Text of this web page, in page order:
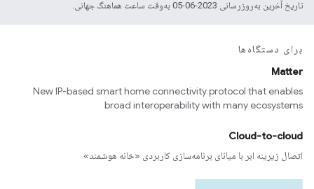
تاریخ آخرین به‌روزرسانی 2023-06-05 به‌وقت ساعت هماهنگ جهانی.
برای دستگاه‌ها
Matter
New IP-based smart home connectivity protocol that enables
broad interoperability with many ecosystems
Cloud-to-cloud
اتصال زیرینه ابر با میانای برنامه‌سازی کاربردی «خانه هوشمند»